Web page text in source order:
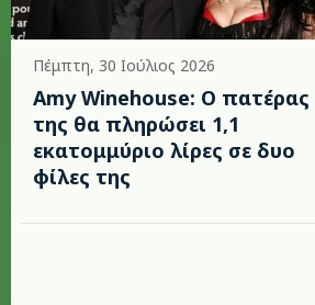
Πέμπτη, 30 Ιούλιος 2026
Amy Winehouse: Ο πατέρας
της θα πληρώσει 1,1
εκατομμύριο λίρες σε δυο
φίλες της